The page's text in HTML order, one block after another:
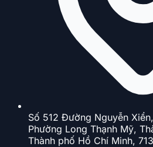
Số 512 Đường Nguyễn
Phường Long Thạnh Mỹ,
Thành phố Hồ Chí Minh,